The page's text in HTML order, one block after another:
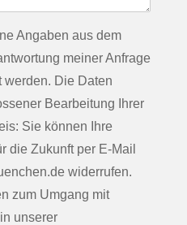
Angaben aus dem
meiner Anfrage
werden. Die Daten
Bearbeitung Ihrer
Sie können Ihre
die Zukunft per E-Mail
widerrufen.
zum Umgang mit
unserer